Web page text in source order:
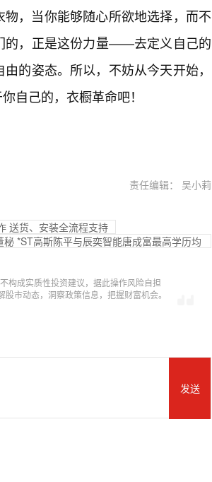
，当你能够随心所欲地选择，而不
的，正是这份力量——去定义自己的
的姿态。所以，不妨从今天开始，
自己的，衣橱革命吧！
责任编辑： 吴小莉
送货、安装全流程支持
*ST高斯陈平与辰奕智能唐成富最高学历均
构成实质性投资建议，据此操作风险自担
市动态，洞察政策信息，把握财富机会。
发送